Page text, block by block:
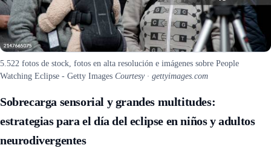
5.522 fotos de stock, fotos en alta resolución e imágenes sobre People
Watching Eclipse - Getty Images Courtesy · gettyimages.com
Sobrecarga sensorial y grandes multitudes:
estrategias para el día del eclipse en niños y adultos
neurodivergentes